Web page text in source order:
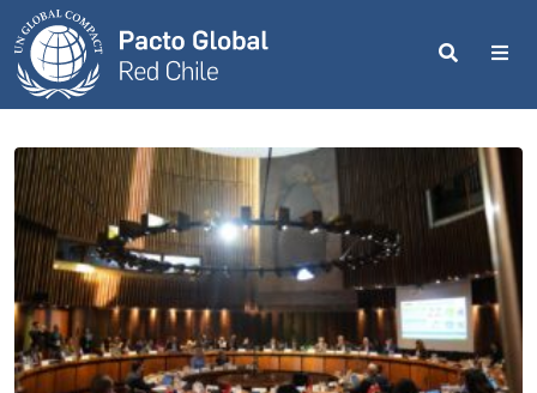
Search